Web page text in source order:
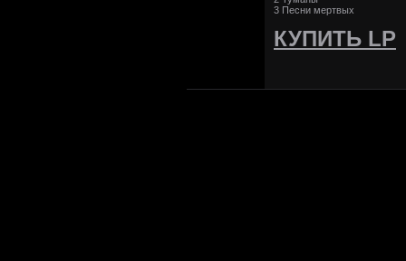
3 Песни мертвых
КУПИТЬ LP